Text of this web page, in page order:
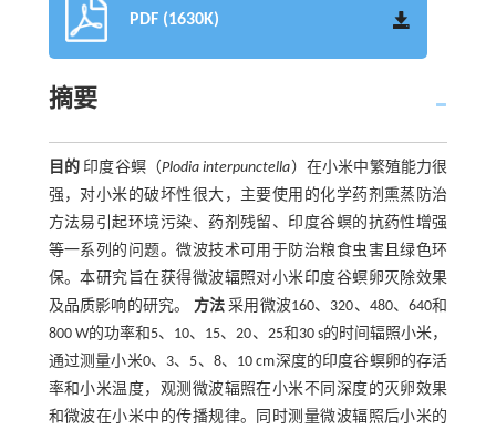
PDF (1630K)
摘要
目的 印度谷螟（Plodia interpunctella）在小米中繁殖能力很
强，对小米的破坏性很大，主要使用的化学药剂熏蒸防治
方法易引起环境污染、药剂残留、印度谷螟的抗药性增强
等一系列的问题。微波技术可用于防治粮食虫害且绿色环
保。本研究旨在获得微波辐照对小米印度谷螟卵灭除效果
及品质影响的研究。 方法 采用微波160、320、480、640和
800 W的功率和5、10、15、20、25和30 s的时间辐照小米，
通过测量小米0、3、5、8、10 cm深度的印度谷螟卵的存活
率和小米温度，观测微波辐照在小米不同深度的灭卵效果
和微波在小米中的传播规律。同时测量微波辐照后小米的